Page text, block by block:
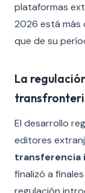
plataformas
2026 está más
que de su
La
El desarrollo
editores
transferencia
finalizó a